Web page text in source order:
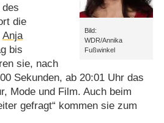
Bild:
WDR/Annika
Fußwinkel
die
Anja
bis
sie, nach
Sekunden, ab 20:01 Uhr das
Mode und Film. Auch beim
gefragt“ kommen sie zum